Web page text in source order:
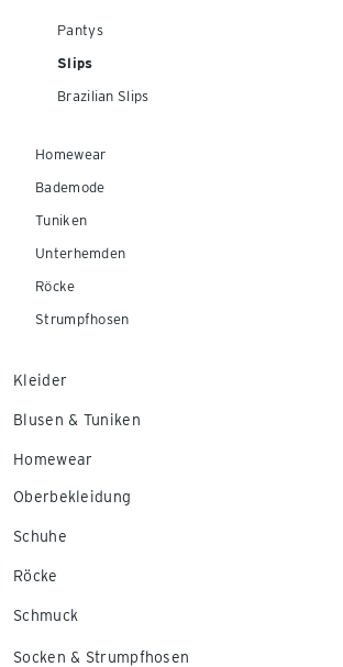
Pantys
Slips
Brazilian Slips
Homewear
Bademode
Tuniken
Unterhemden
Röcke
Strumpfhosen
Kleider
Blusen & Tuniken
Homewear
Oberbekleidung
Schuhe
Röcke
Schmuck
Socken & Strumpfhosen